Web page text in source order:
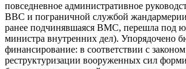
повседневное административное
ВВС и пограничной службой жандармерии
ранее подчинявшаяся ВМС, перешла под
министра внутренних дел). Упорядочено
финансирование: в соответствии с
реструктуризации вооруженных сил